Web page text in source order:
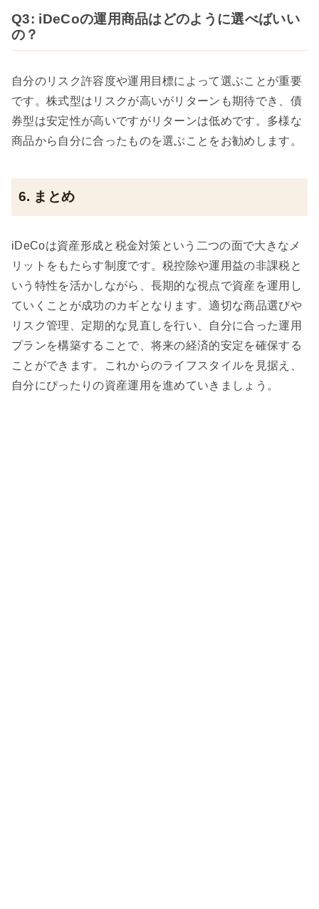
Q3: iDeCoの運用商品はどのように選べばいい
の？
自分のリスク許容度や運用目標によって選ぶことが重要
です。株式型はリスクが高いがリターンも期待でき、債
券型は安定性が高いですがリターンは低めです。多様な
商品から自分に合ったものを選ぶことをお勧めします。
6. まとめ
iDeCoは資産形成と税金対策という二つの面で大きなメ
リットをもたらす制度です。税控除や運用益の非課税と
いう特性を活かしながら、長期的な視点で資産を運用し
ていくことが成功のカギとなります。適切な商品選びや
リスク管理、定期的な見直しを行い、自分に合った運用
プランを構築することで、将来の経済的安定を確保する
ことができます。これからのライフスタイルを見据え、
自分にぴったりの資産運用を進めていきましょう。